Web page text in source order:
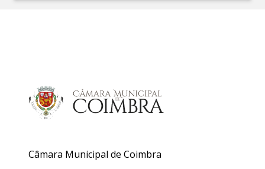
Câmara Municipal de Coimbra